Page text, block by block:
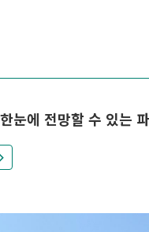
눈에 전망할 수 있는